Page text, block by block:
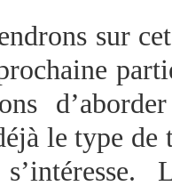
sur
le type